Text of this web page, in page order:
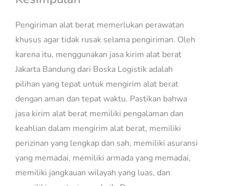
Pengiriman alat berat memerlukan perawatan
khusus agar tidak rusak selama pengiriman. Oleh
karena itu, menggunakan jasa kirim alat berat
Jakarta Bandung dari Boska Logistik adalah
pilihan yang tepat untuk mengirim alat berat
dengan aman dan tepat waktu. Pastikan bahwa
jasa kirim alat berat memiliki pengalaman dan
keahlian dalam mengirim alat berat, memiliki
perizinan yang lengkap dan sah, memiliki asuransi
yang memadai, memiliki armada yang memadai,
memiliki jangkauan wilayah yang luas, dan